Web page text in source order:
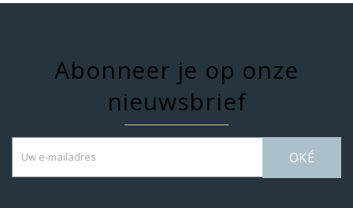
Abonneer je op onze
nieuwsbrief
OKÉ